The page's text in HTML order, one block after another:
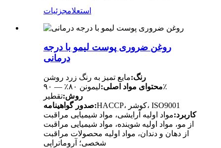
استعلامجزئیات
روغن ضروری پوست لیمو با درجه
درمانی
رنگ:مایع تمیز به رنگ زرد روشن
محتوای مواد اصلی:لیمونن ۸۰٪ — ۹۰٪
روش:تقطیر
صدور گواهینامه:
HACCP، کوشر، ISO9001
کاربرد:مواد اولیه آرایشی، مواد شیمیایی مراقبت
از مو، مواد اولیه شوینده، مواد شیمیایی مراقبت
از دهان و دندان، مواد اولیه محصولات مراقبت
شخصی؛ آروماتراپی